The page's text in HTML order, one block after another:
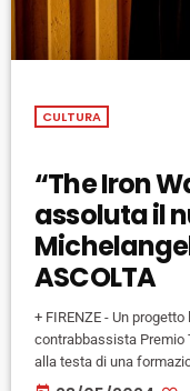
CULTURA
“The Iron
assoluta il
ASCOLTA
+ FIRENZE - Un
contrabbassista Premio
alla testa di una
connessione sonora tra